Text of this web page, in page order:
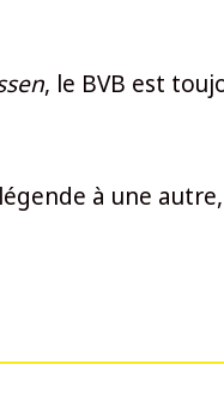
, le BVB est
à une